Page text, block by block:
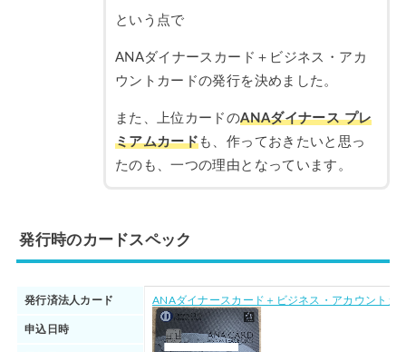
という点で
ANAダイナースカード＋ビジネス・アカ
ウントカードの発行を決めました。
また、上位カードのANAダイナース プレ
ミアムカード も、作っておきたいと思っ
たのも、一つの理由となっています。
発行時のカードスペック
発行済法人カード
申込日時
ANAダイナースカード＋ビジネス・アカウントカ